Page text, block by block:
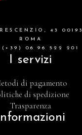
43 00193
ROMA
(+39) 06 96 522 201
I servizi
di pagamento
di spedizione
Trasparenza